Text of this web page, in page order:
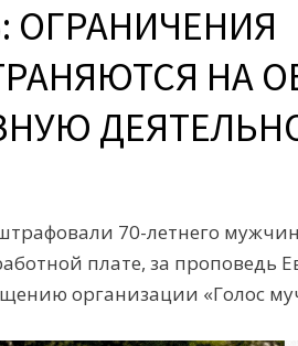
ОГРАНИЧЕНИЯ
НА
70-летнего
плате, за проповедь
организации «Голос